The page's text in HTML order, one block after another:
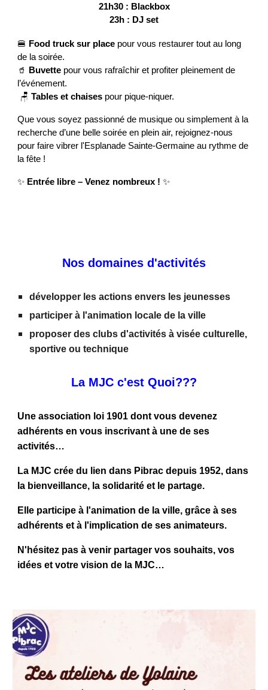
21h30 : Blackbox
23h : DJ set
🍔 Food truck sur place pour vous restaurer tout au long
de la soirée.
🥤
Buvette pour vous rafraîchir et profiter pleinement de
l’événement.
🪑Tables et chaises pour pique-niquer.
Que vous soyez passionné de musique ou simplement à la
recherche d’une belle soirée en plein air, rejoignez-nous
pour faire vibrer l'Esplanade Sainte-Germaine au rythme de
la fête !
✨ Entrée libre – Venez nombreux ! ✨
Nos domaines d'activités
développer les actions envers les jeunesses
participer à l'animation locale de la ville
proposer des clubs d'activités à visée culturelle,
sportive ou technique
La MJC c'est Quoi???
Une association loi 1901 dont vous devenez
adhérents en vous inscrivant à une de ses
activités…
La MJC crée du lien dans Pibrac depuis 1952, dans
la bienveillance, la solidarité et le partage.
Elle participe à l'animation de la ville, grâce à ses
adhérents et à l'implication de ses animateurs.
N'hésitez pas à venir partager vos souhaits, vos
idées et votre vision de la MJC…